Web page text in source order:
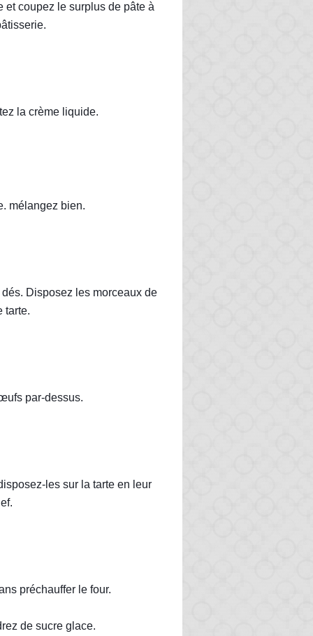
et coupez le surplus de pâte à
la crème liquide.
mélangez bien.
Disposez les morceaux de
tarte.
par-dessus.
les sur la tarte en leur
préchauffer le four.
de sucre glace.